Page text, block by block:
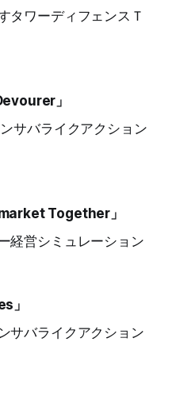
タワーディフェンスＴ
」
サバライクアクション
Together」
経営シミュレーション
」
サバライクアクション